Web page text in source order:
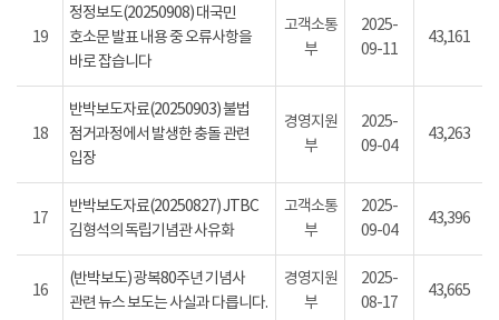
19
정정보도(20250908) 대국민
호소문 발표 내용 중 오류사항을
바로 잡습니다
고객소통
부
2025-
09-11
43,161
18
반박보도자료(20250903) 불법
점거과정에서 발생한 충돌 관련
입장
경영지원
부
2025-
09-04
43,263
17
반박보도자료(20250827) JTBC
김형석의 독립기념관 사유화
고객소통
부
2025-
09-04
43,396
16
(반박보도) 광복80주년 기념사
관련 뉴스 보도는 사실과 다릅니다.
경영지원
부
2025-
08-17
43,665